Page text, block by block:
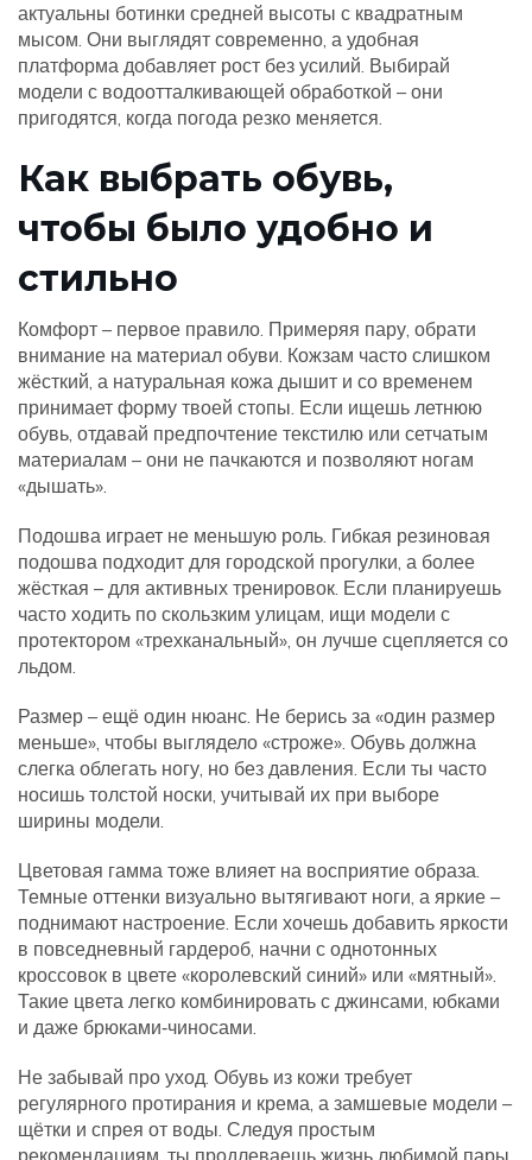
актуальны ботинки средней высоты с квадратным
мысом. Они выглядят современно, а удобная
платформа добавляет рост без усилий. Выбирай
модели с водоотталкивающей обработкой – они
пригодятся, когда погода резко меняется.
Как выбрать обувь,
чтобы было удобно и
стильно
Комфорт – первое правило. Примеряя пару, обрати
внимание на материал обуви. Кожзам часто слишком
жёсткий, а натуральная кожа дышит и со временем
принимает форму твоей стопы. Если ищешь летнюю
обувь, отдавай предпочтение текстилю или сетчатым
материалам – они не пачкаются и позволяют ногам
«дышать».
Подошва играет не меньшую роль. Гибкая резиновая
подошва подходит для городской прогулки, а более
жёсткая – для активных тренировок. Если планируешь
часто ходить по скользким улицам, ищи модели с
протектором «трехканальный», он лучше сцепляется со
льдом.
Размер – ещё один нюанс. Не берись за «один размер
меньше», чтобы выглядело «строже». Обувь должна
слегка облегать ногу, но без давления. Если ты часто
носишь толстой носки, учитывай их при выборе
ширины модели.
Цветовая гамма тоже влияет на восприятие образа.
Темные оттенки визуально вытягивают ноги, а яркие –
поднимают настроение. Если хочешь добавить яркости
в повседневный гардероб, начни с однотонных
кроссовок в цвете «королевский синий» или «мятный».
Такие цвета легко комбинировать с джинсами, юбками
и даже брюками‑чиносами.
Не забывай про уход. Обувь из кожи требует
регулярного протирания и крема, а замшевые модели –
щётки и спрея от воды. Следуя простым
рекомендациям, ты продлеваешь жизнь любимой пары